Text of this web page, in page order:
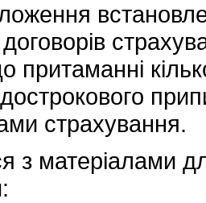
притаманні
страхування.
з матеріалами